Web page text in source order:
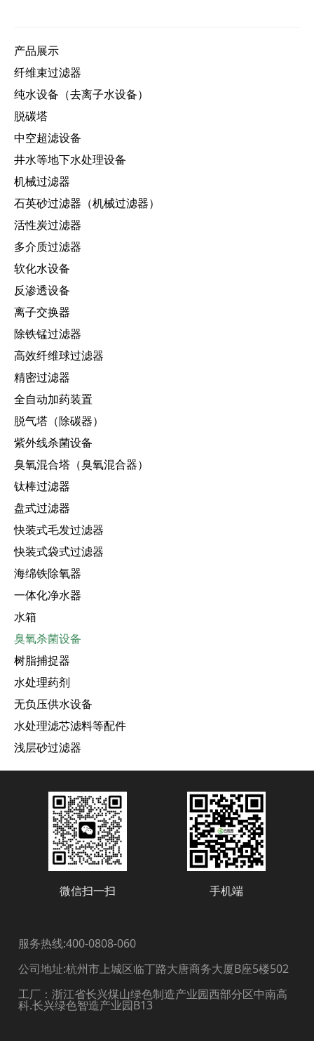
产品展示
纤维束过滤器
纯水设备（去离子水设备）
脱碳塔
中空超滤设备
井水等地下水处理设备
机械过滤器
石英砂过滤器（机械过滤器）
活性炭过滤器
多介质过滤器
软化水设备
反渗透设备
离子交换器
除铁锰过滤器
高效纤维球过滤器
精密过滤器
全自动加药装置
脱气塔（除碳器）
紫外线杀菌设备
臭氧混合塔（臭氧混合器）
钛棒过滤器
盘式过滤器
快装式毛发过滤器
快装式袋式过滤器
海绵铁除氧器
一体化净水器
水箱
臭氧杀菌设备
树脂捕捉器
水处理药剂
无负压供水设备
水处理滤芯滤料等配件
浅层砂过滤器
微信扫一扫 手机端
服务热线:400-0808-060
公司地址:杭州市上城区临丁路大唐商务大厦B座5楼502
工厂：浙江省长兴煤山绿色制造产业园西部分区中南高
科.长兴绿色智造产业园B13